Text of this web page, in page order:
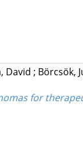
David ; Börcsök,
for